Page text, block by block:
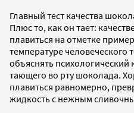
Главный тест качества
Плюс то, как он тает:
плавиться на отметке
температуре человеческого
объяснять
тающего во рту шоколада.
плавиться равномерно,
жидкость с нежным